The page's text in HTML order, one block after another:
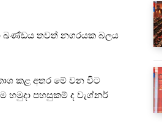
ඛණ්ඩය තවත් නගරයක බලය
කළ අතර මේ වන විට
පහසුකම් ද වැග්නර්